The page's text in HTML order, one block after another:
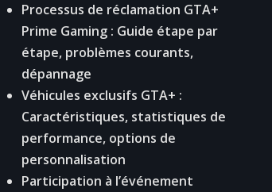
Processus de réclamation GTA+
Prime Gaming : Guide étape par
étape, problèmes courants,
dépannage
Véhicules exclusifs GTA+ :
Caractéristiques, statistiques de
performance, options de
personnalisation
Participation à l’événement